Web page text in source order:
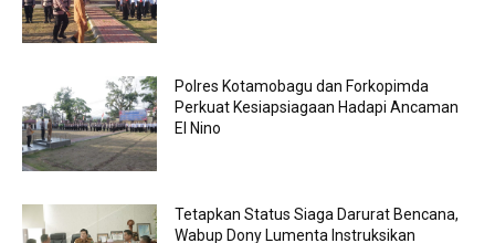
Polres Kotamobagu dan Forkopimda
Perkuat Kesiapsiagaan Hadapi Ancaman
El Nino
Tetapkan Status Siaga Darurat Bencana,
Wabup Dony Lumenta Instruksikan